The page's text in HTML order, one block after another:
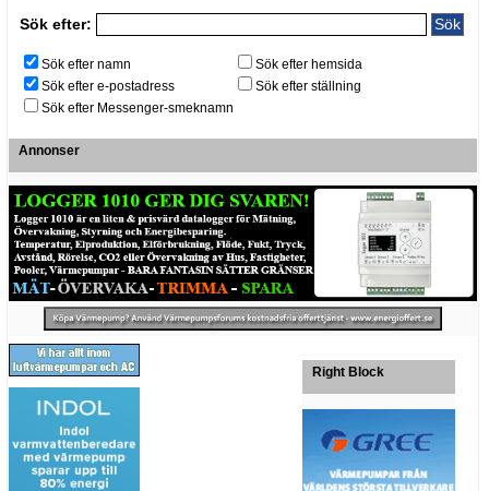
Sök efter:
Sök efter namn
Sök efter e-postadress
Sök efter Messenger-smeknamn
Sök efter hemsida
Sök efter ställning
Annonser
Right Block